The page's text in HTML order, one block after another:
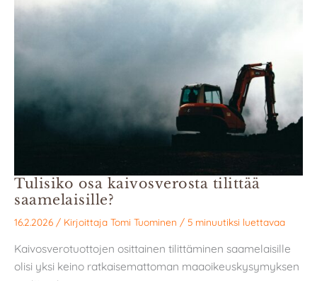
Tulisiko osa kaivosverosta tilittää
saamelaisille?
16.2.2026 / Kirjoittaja Tomi Tuominen / 5 minuutiksi luettavaa
Kaivosverotuottojen osittainen tilittäminen saamelaisille
olisi yksi keino ratkaisemattoman maaoikeuskysymyksen